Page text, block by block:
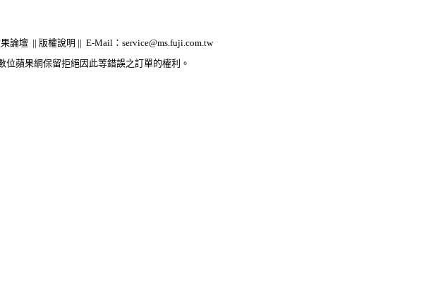
論壇 || 版權說明 || E-Mail：service@ms.fuji.com.tw
蘋果網保留拒絕因此等錯誤之訂單的權利。